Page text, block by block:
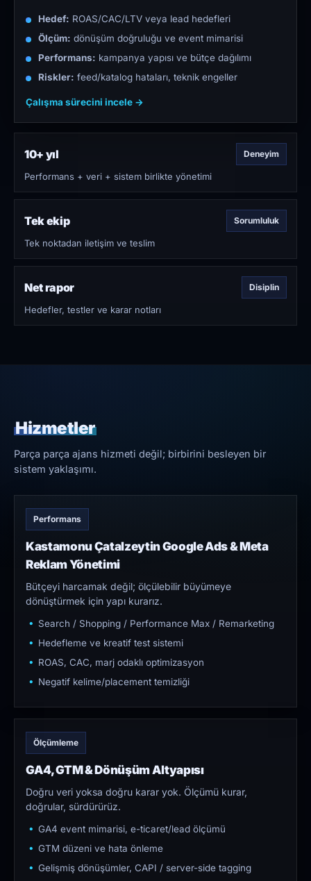
Hedef: ROAS/CAC/LTV veya lead hedefleri
Ölçüm: dönüşüm doğruluğu ve event mimarisi
Performans: kampanya yapısı ve bütçe dağılımı
Riskler: feed/katalog hataları, teknik engeller
Çalışma sürecini incele →
10+ yıl Deneyim
Performans + veri + sistem birlikte yönetimi
Tek ekip Sorumluluk
Tek noktadan iletişim ve teslim
Net rapor Disiplin
Hedefler, testler ve karar notları
Hizmetler
Parça parça ajans hizmeti değil; birbirini besleyen bir
sistem yaklaşımı.
Performans
Kastamonu Çatalzeytin Google Ads & Meta
Reklam Yönetimi
Bütçeyi harcamak değil; ölçülebilir büyümeye
dönüştürmek için yapı kurarız.
Search / Shopping / Performance Max / Remarketing
Hedefleme ve kreatif test sistemi
ROAS, CAC, marj odaklı optimizasyon
Negatif kelime/placement temizliği
Ölçümleme
GA4, GTM & Dönüşüm Altyapısı
Doğru veri yoksa doğru karar yok. Ölçümü kurar,
doğrular, sürdürürüz.
GA4 event mimarisi, e-ticaret/lead ölçümü
GTM düzeni ve hata önleme
Gelişmiş dönüşümler, CAPI / server-side tagging